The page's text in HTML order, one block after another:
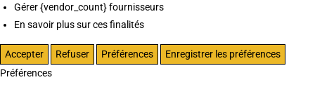
Gérer {vendor_count} fournisseurs
En savoir plus sur ces finalités
Accepter Refuser Préférences
Enregistrer les préférences
Préférences